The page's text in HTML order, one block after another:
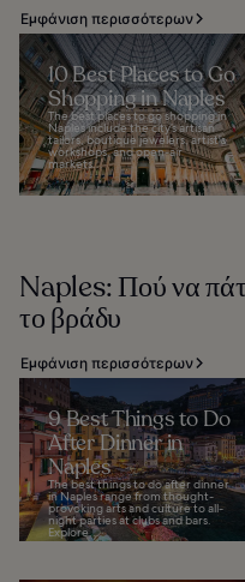
Εμφάνιση περισσότερων
10 Best Places to Go
Shopping in Naples
The best places to go shopping in
Naples include the city’s artisan
tailors, boutique jewelers, artist's
workshops, and open-air
markets...
Naples: Πού να
το βράδυ
Εμφάνιση περισσότερων
9 Best Things to Do
After Dinner in
Naples
The best things to do after dinner
in Naples range from thought-
provoking arts and culture to all-
night parties at clubs and bars.
Explore...